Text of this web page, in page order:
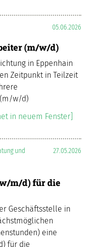
05.06.2026
(m/w/d)
in Eppenhain
Zeitpunkt in Teilzeit
w/d)
in neuem Fenster]
27.05.2026
und
m/d) für die
Geschäftsstelle in
eine
für die